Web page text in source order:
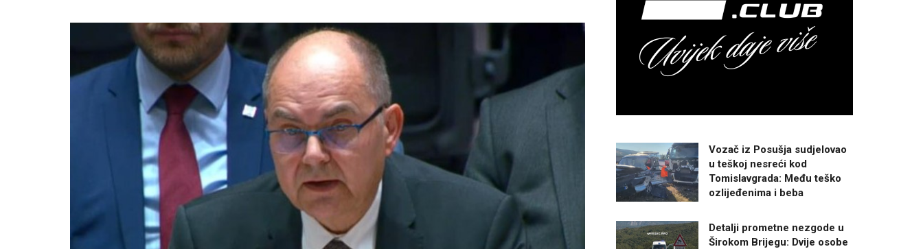
Vozač iz Posušja sudjelovao
u teškoj nesreći kod
Tomislavgrada: Među teško
ozlijeđenima i beba
Detalji prometne nezgode u
Širokom Brijegu: Dvije osobe